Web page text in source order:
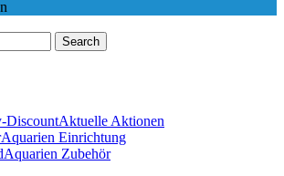
Search
Aktuelle Aktionen
Aquarien Einrichtung
Aquarien Zubehör